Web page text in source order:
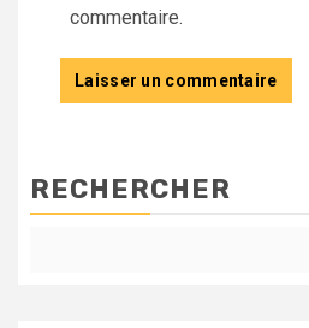
commentaire.
RECHERCHER